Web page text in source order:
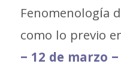
Fenomenología
como lo previo
– 12 de marzo –